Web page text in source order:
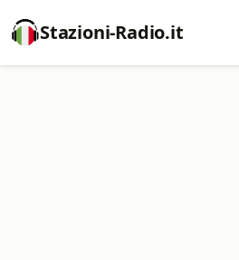
Stazioni-Radio.it